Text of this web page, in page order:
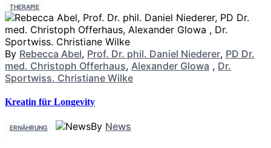
THERAPIE
By Rebecca Abel, Prof. Dr. phil. Daniel Niederer, PD Dr.
med. Christoph Offerhaus, Alexander Glowa , Dr.
Sportwiss. Christiane Wilke
Kreatin für Longevity
ERNÄHRUNG By News